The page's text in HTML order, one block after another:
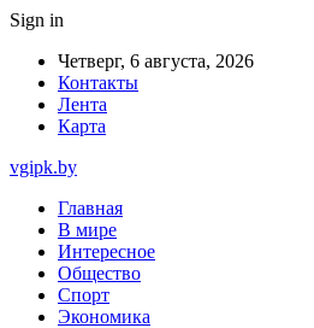
Sign in
Четверг, 6 августа, 2026
Контакты
Лента
Карта
vgipk.by
Главная
В мире
Интересное
Общество
Спорт
Экономика